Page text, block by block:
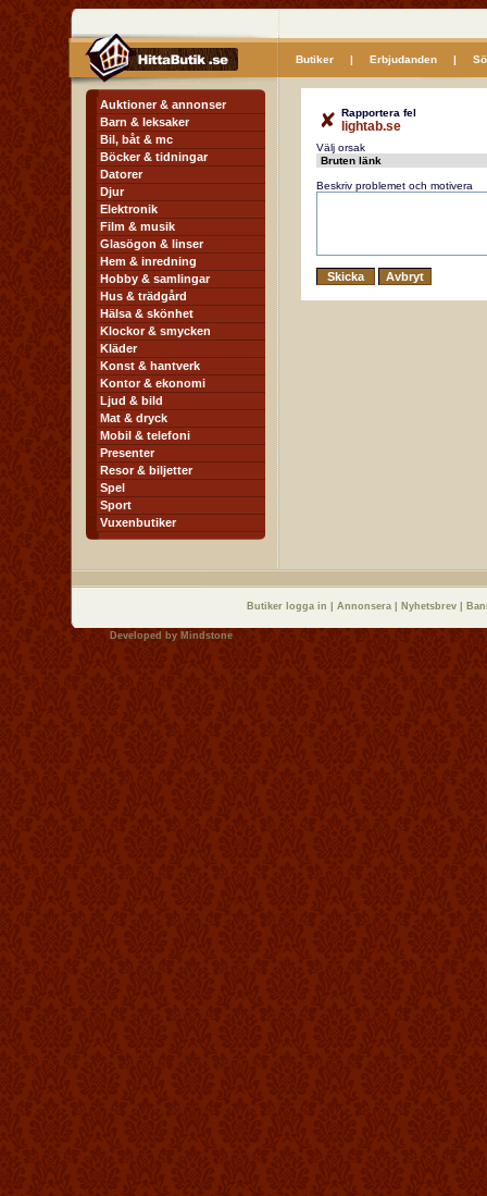
Butiker| Erbjudanden|
Auktioner & annonser
Barn & leksaker
Bil, båt & mc
Böcker & tidningar
Datorer
Djur
Elektronik
Film & musik
Glasögon & linser
Hem & inredning
Hobby & samlingar
Hus & trädgård
Hälsa & skönhet
Klockor & smycken
Kläder
Konst & hantverk
Kontor & ekonomi
Ljud & bild
Mat & dryck
Mobil & telefoni
Presenter
Resor & biljetter
Spel
Sport
Vuxenbutiker
Rapportera fel
lightab.se
Välj orsak
Beskriv problemet och motivera
Butiker logga in Annonsera Nyhetsbrev
Developed by Mindstone